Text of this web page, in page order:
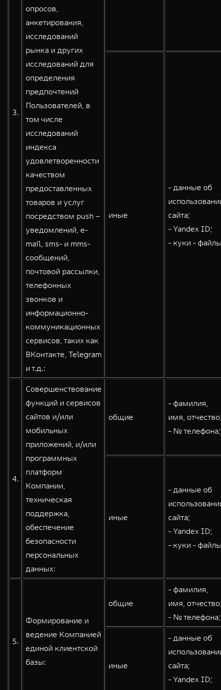
3.
опросов,
анкетирования,
исследований
рынка и других
исследований для
определения
предпочтений
Пользователей, в
том числе
исследований
индекса
удовлетворенности
качеством
предоставленных
товаров и услуг
посредством push –
уведомлений, e-
mail, sms- и mms-
сообщений,
почтовой рассылки,
телефонных
звонков и
информационно-
коммуникационных
сервисов, таких как
ВКонтакте, Telegram
и т.д.:
иные
- данные об
сайта;
- Yandex ID;
- куки -
4.
Совершенствование
функций и сервисов
сайтов и/или
мобильных
приложений, и/или
программных
платформ
Компании,
техническая
поддержка,
обеспечение
безопасности
персональных
данных:
общие
- фамилия,
имя,
- № телефона;
иные
- данные об
сайта;
- Yandex ID;
- куки -
5.
Формирование и
ведение Компанией
единой клиентской
базы:
общие
- фамилия,
имя,
- № телефона;
иные
- данные об
сайта;
- Yandex ID;